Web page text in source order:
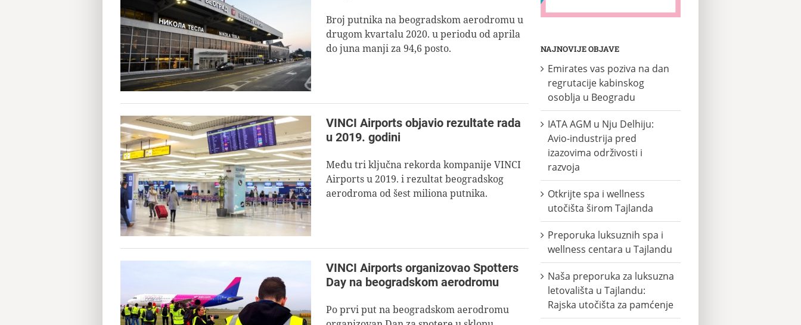
Broj putnika na beogradskom aerodromu u
drugom kvartalu 2020. u periodu od aprila
do juna manji za 94,6 posto.
VINCI Airports objavio rezultate rada
u 2019. godini
Među tri ključna rekorda kompanije VINCI
Airports u 2019. i rezultat beogradskog
aerodroma od šest miliona putnika.
VINCI Airports organizovao Spotters
Day na beogradskom aerodromu
Po prvi put na beogradskom aerodromu
NAJNOVIJE OBJAVE
Emirates vas poziva na dan
regrutacije kabinskog
osoblja u Beogradu
IATA AGM u Nju Delhiju:
Avio-industrija pred
izazovima održivosti i
razvoja
Otkrijte spa i wellness
utočišta širom Tajlanda
Preporuka luksuznih spa i
wellness centara u Tajlandu
Naša preporuka za luksuzna
letovališta u Tajlandu:
Rajska utočišta za pamćenje